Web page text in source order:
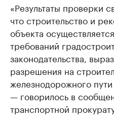
«Результаты проверки
что строительство и
объекта
требований
законодательства,
разрешения на
железнодорожного
— говорилось в
транспортной